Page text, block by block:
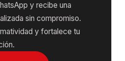
y recibe una
sin compromiso.
y fortalece tu